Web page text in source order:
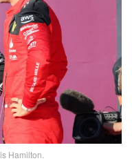
Hamilton.